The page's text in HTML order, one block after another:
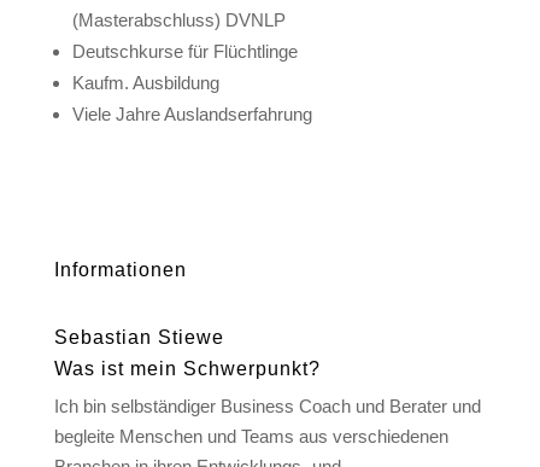
(Masterabschluss) DVNLP
Deutschkurse für Flüchtlinge
Kaufm. Ausbildung
Viele Jahre Auslandserfahrung
Informationen
Sebastian Stiewe
Was ist mein Schwerpunkt?
Ich bin selbständiger Business Coach und Berater und
begleite Menschen und Teams aus verschiedenen